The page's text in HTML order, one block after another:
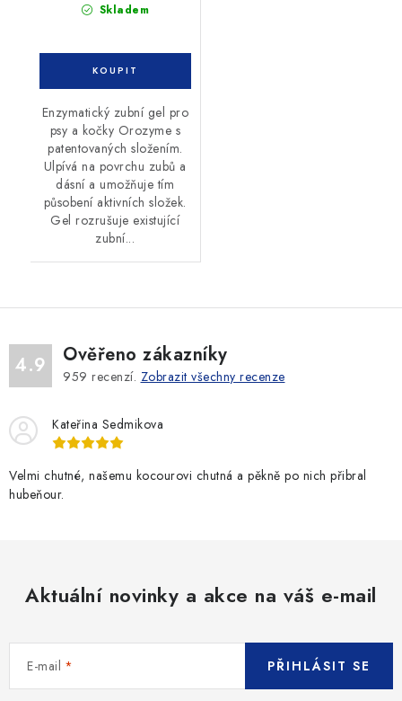
Skladem
Enzymatický zubní gel pro
psy a kočky Orozyme s
patentovaných složením.
Ulpívá na povrchu zubů a
dásní a umožňuje tím
působení aktivních složek.
Gel rozrušuje existující
zubní...
4.9 Ověřeno zákazníky
959 recenzí. Zobrazit všechny recenze
Kateřina Sedmikova
Velmi chutné, našemu kocourovi chutná a pěkně po nich přibral
hubeňour.
Aktuální novinky a akce na váš e-mail
E-mail PŘIHLÁSIT SE